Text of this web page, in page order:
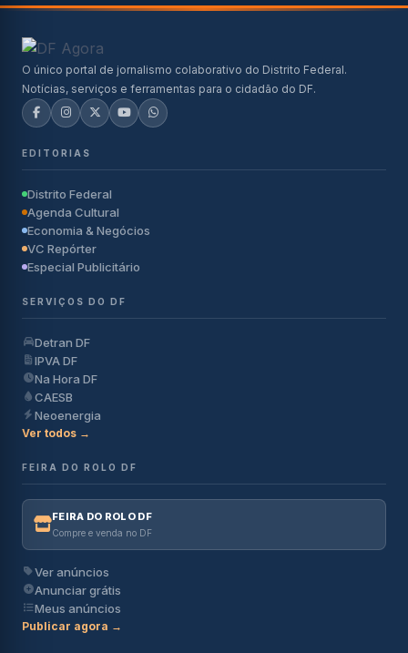
O único portal de jornalismo colaborativo do Distrito Federal.
Notícias, serviços e ferramentas para o cidadão do DF.
EDITORIAS
Distrito Federal
Agenda Cultural
Economia & Negócios
VC Repórter
Especial Publicitário
SERVIÇOS DO DF
Detran DF
IPVA DF
Na Hora DF
CAESB
Neoenergia
Ver todos →
FEIRA DO ROLO DF
FEIRA DO ROLO DF
Compre e venda no DF
Ver anúncios
Anunciar grátis
Meus anúncios
Publicar agora →